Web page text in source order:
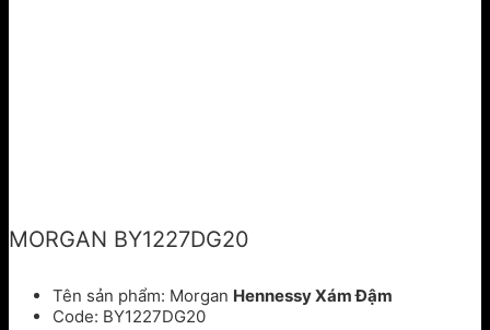
MORGAN BY1227DG20
Tên sản phẩm: Morgan Hennessy Xám Đậm
Code: BY1227DG20